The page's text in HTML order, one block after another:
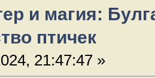
и магия:
птичек
21:47:47 »